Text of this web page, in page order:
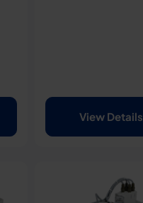
View Details